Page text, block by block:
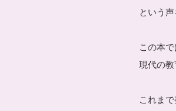
という
この本
現代の教
これま